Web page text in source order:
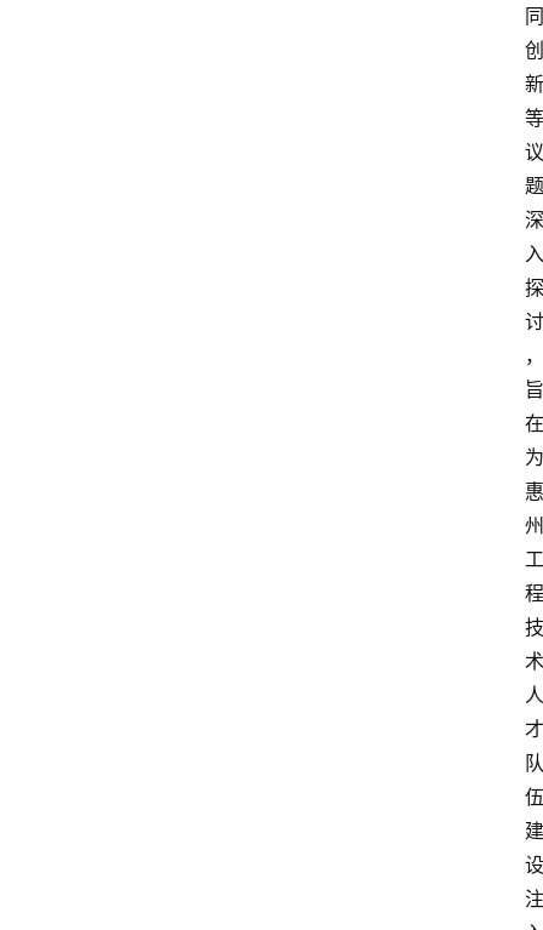
同
创
新
等
议
题
深
入
探
讨
，
旨
在
为
惠
州
工
程
技
术
人
才
队
伍
建
设
注